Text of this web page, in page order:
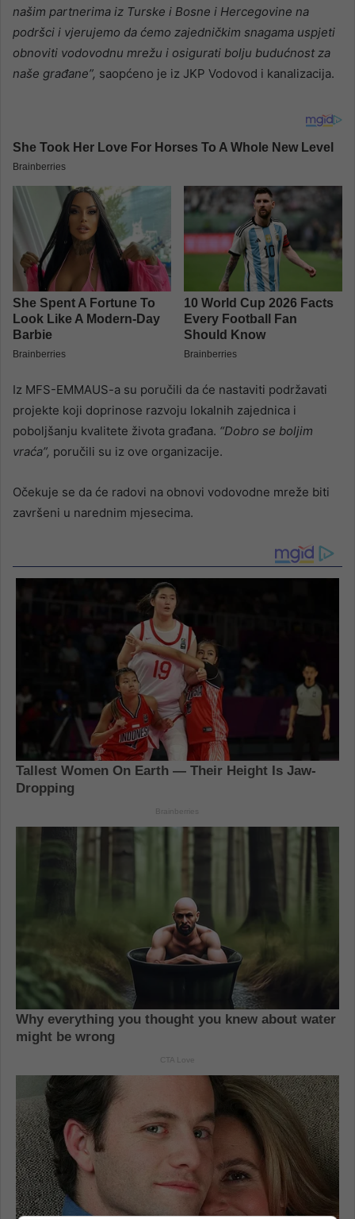
našim partnerima iz Turske i Bosne i Hercegovine na
podršci i vjerujemo da ćemo zajedničkim snagama uspjeti
obnoviti vodovodnu mrežu i osigurati bolju budućnost za
naše građane”, saopćeno je iz JKP Vodovod i kanalizacija.
Iz MFS-EMMAUS-a su poručili da će nastaviti podržavati
projekte koji doprinose razvoju lokalnih zajednica i
poboljšanju kvalitete života građana. “Dobro se boljim
vraća”, poručili su iz ove organizacije.
Očekuje se da će radovi na obnovi vodovodne mreže biti
završeni u narednim mjesecima.